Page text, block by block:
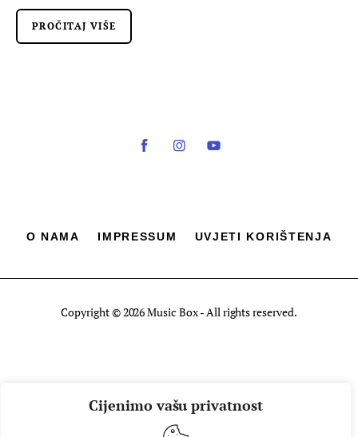
Cijenimo vašu privatnost
PROČITAJ VIŠE
O NAMA IMPRESSUM UVJETI KORIŠTENJA
Copyright © 2026 Music Box - All rights reserved.